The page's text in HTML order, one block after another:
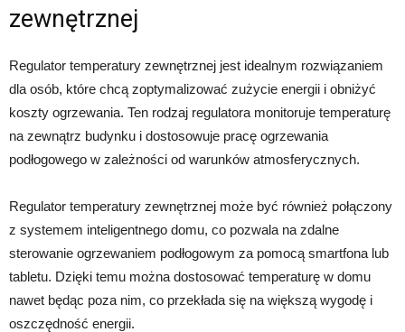
zewnętrznej
Regulator temperatury zewnętrznej jest idealnym rozwiązaniem
dla osób, które chcą zoptymalizować zużycie energii i obniżyć
koszty ogrzewania. Ten rodzaj regulatora monitoruje temperaturę
na zewnątrz budynku i dostosowuje pracę ogrzewania
podłogowego w zależności od warunków atmosferycznych.
Regulator temperatury zewnętrznej może być również połączony
z systemem inteligentnego domu, co pozwala na zdalne
sterowanie ogrzewaniem podłogowym za pomocą smartfona lub
tabletu. Dzięki temu można dostosować temperaturę w domu
nawet będąc poza nim, co przekłada się na większą wygodę i
oszczędność energii.